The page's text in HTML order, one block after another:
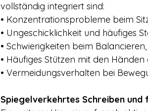
vollständig integriert sind:
• Konzentrationsprobleme beim
• Ungeschicklichkeit und häufiges
• Schwierigkeiten beim
• Häufiges Stützen mit den
• Vermeidungsverhalten bei
Spiegelverkehrtes Schreiben und